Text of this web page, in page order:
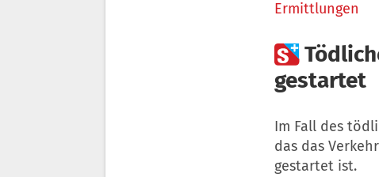
Ermittlungen

gestartet
Im Fall des
das das
gestartet ist.